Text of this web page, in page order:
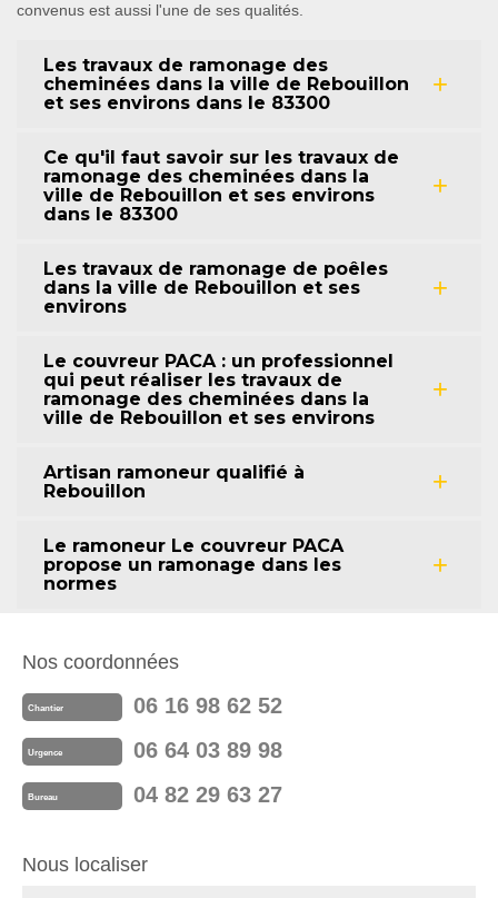
convenus est aussi l'une de ses qualités.
Les travaux de ramonage des
cheminées dans la ville de Rebouillon
et ses environs dans le 83300
Ce qu'il faut savoir sur les travaux de
ramonage des cheminées dans la
ville de Rebouillon et ses environs
dans le 83300
Les travaux de ramonage de poêles
dans la ville de Rebouillon et ses
environs
Le couvreur PACA : un professionnel
qui peut réaliser les travaux de
ramonage des cheminées dans la
ville de Rebouillon et ses environs
Artisan ramoneur qualifié à
Rebouillon
Le ramoneur Le couvreur PACA
propose un ramonage dans les
normes
Nos coordonnées
Chantier 06 16 98 62 52
Urgence 06 64 03 89 98
Bureau 04 82 29 63 27
Nous localiser